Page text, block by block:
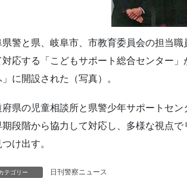
県警と県、岐阜市、市教育委員会の担当
対応する「こどもサポート総合センター
」に開設された（写真）。
府県の児童相談所と県警少年サポートセ
期段階から協力して対応し、多様な視点
け出す。
テゴリー 日刊警察ニュース